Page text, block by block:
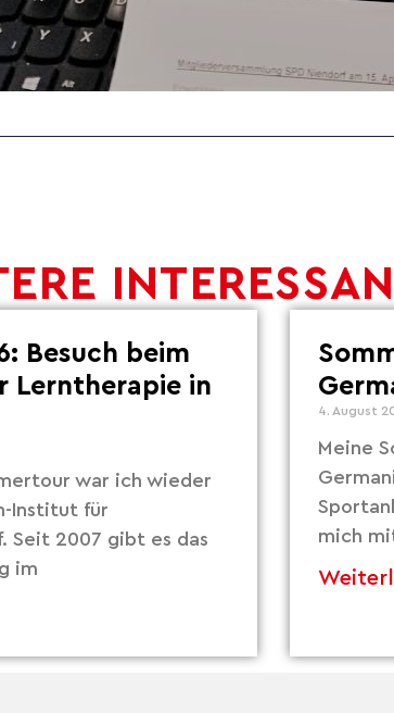
Besuch beim
Lerntherapie in
war ich wieder
Institut für
Seit 2007 gibt es das
im
4. August
Meine
mich